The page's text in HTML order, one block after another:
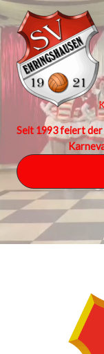
Zum
Inhalt
springen
Seit 1993 feiert